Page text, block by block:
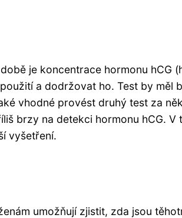
je koncentrace hormonu hCG
a dodržovat ho. Test by
vhodné provést druhý test za
brzy na detekci hormonu hCG.
vyšetření.
umožňují zjistit, zda jsou